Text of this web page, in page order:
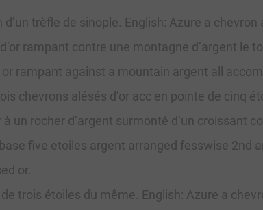
d’un trèfle de sinople. English: Azure a
rampant contre une montagne d’argent le
rampant against a mountain argent all
chevrons alésés d’or acc en pointe de cinq
à un rocher d’argent surmonté d’un croissant
five etoiles argent arranged fesswise 2nd
or.
de trois étoiles du même. English: Azure a